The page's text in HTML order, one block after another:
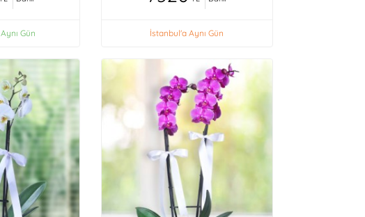
Gün İstanbul'a Aynı Gün